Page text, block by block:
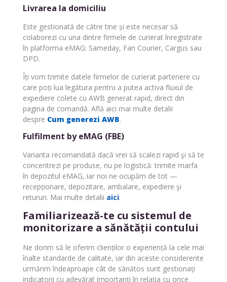
Livrarea la domiciliu
Este gestionată de către tine și este necesar să
colaborezi cu una dintre firmele de curierat înregistrate
în platforma eMAG: Sameday, Fan Courier, Cargus sau
DPD.
Îți vom trimite datele firmelor de curierat partenere cu
care poți lua legătura pentru a putea activa fluxul de
expediere colete cu AWB generat rapid, direct din
pagina de comandă. Află aici mai multe detalii
despre Cum generezi AWB.
Fulfilment by eMAG (FBE)
Varianta recomandată dacă vrei să scalezi rapid şi să te
concentrezi pe produse, nu pe logistică: trimite marfa
în depozitul eMAG, iar noi ne ocupăm de tot —
recepționare, depozitare, ambalare, expediere şi
retururi. Mai multe detalii aici.
Familiarizează-te cu sistemul de
monitorizare a sănătății contului
Ne dorim să le oferim clienților o experiență la cele mai
înalte standarde de calitate, iar din aceste considerente
urmărim îndeaproape cât de sănătos sunt gestionați
indicatorii cu adevărat importanți în relația cu orice